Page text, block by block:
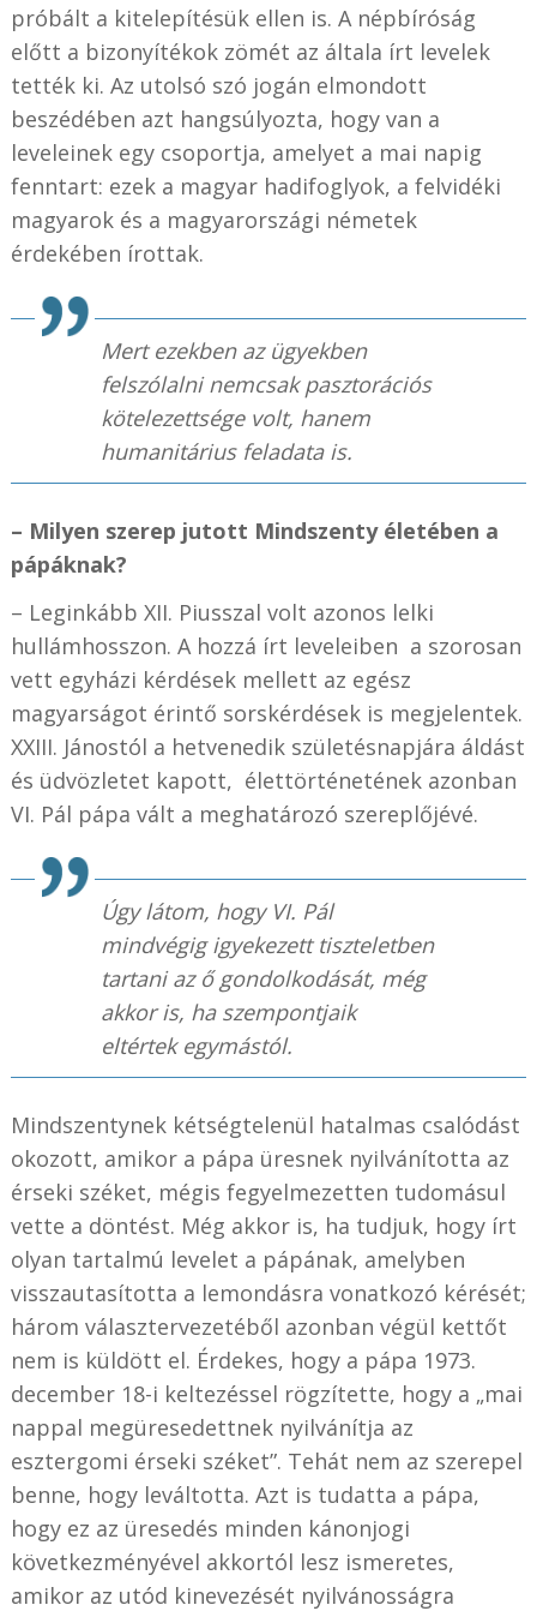
próbált a kitelepítésük ellen is. A népbíróság
előtt a bizonyítékok zömét az általa írt levelek
tették ki. Az utolsó szó jogán elmondott
beszédében azt hangsúlyozta, hogy van a
leveleinek egy csoportja, amelyet a mai napig
fenntart: ezek a magyar hadifoglyok, a felvidéki
magyarok és a magyarországi németek
érdekében írottak.
Mert ezekben az ügyekben
felszólalni nemcsak pasztorációs
kötelezettsége volt, hanem
humanitárius feladata is.
– Milyen szerep jutott Mindszenty életében a
pápáknak?
– Leginkább XII. Piusszal volt azonos lelki
hullámhosszon. A hozzá írt leveleiben a szorosan
vett egyházi kérdések mellett az egész
magyarságot érintő sorskérdések is megjelentek.
XXIII. Jánostól a hetvenedik születésnapjára áldást
és üdvözletet kapott, élettörténetének azonban
VI. Pál pápa vált a meghatározó szereplőjévé.
Úgy látom, hogy VI. Pál
mindvégig igyekezett tiszteletben
tartani az ő gondolkodását, még
akkor is, ha szempontjaik
eltértek egymástól.
Mindszentynek kétségtelenül hatalmas csalódást
okozott, amikor a pápa üresnek nyilvánította az
érseki széket, mégis fegyelmezetten tudomásul
vette a döntést. Még akkor is, ha tudjuk, hogy írt
olyan tartalmú levelet a pápának, amelyben
visszautasította a lemondásra vonatkozó kérését;
három választervezetéből azonban végül kettőt
nem is küldött el. Érdekes, hogy a pápa 1973.
december 18-i keltezéssel rögzítette, hogy a „mai
nappal megüresedettnek nyilvánítja az
esztergomi érseki széket”. Tehát nem az szerepel
benne, hogy leváltotta. Azt is tudatta a pápa,
hogy ez az üresedés minden kánonjogi
következményével akkortól lesz ismeretes,
amikor az utód kinevezését nyilvánosságra